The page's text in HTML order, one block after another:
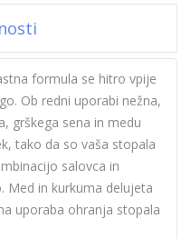
formula se hitro vpije
Ob redni uporabi nežna,
grškega sena in medu
tako da so vaša stopala
salovca in
Med in kurkuma delujeta
uporaba ohranja stopala